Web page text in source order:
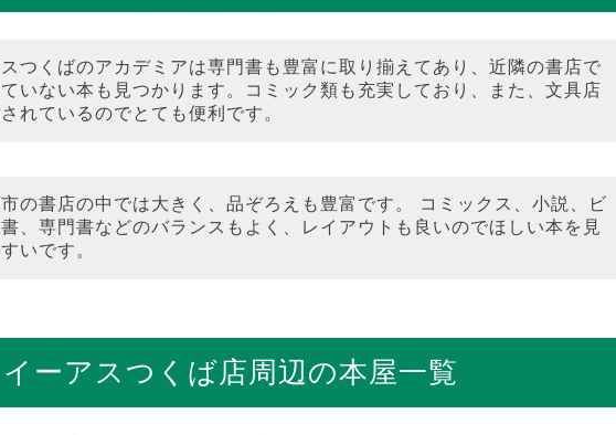
つくばのアカデミアは専門書も豊富に取り揃えてあり、近隣の書店で
いない本も見つかります。コミック類も充実しており、また、文具店
れているのでとても便利です。
の書店の中では大きく、品ぞろえも豊富です。 コミックス、小説、ビ
、専門書などのバランスもよく、レイアウトも良いのでほしい本を見
いです。
ーアスつくば店周辺の本屋一覧